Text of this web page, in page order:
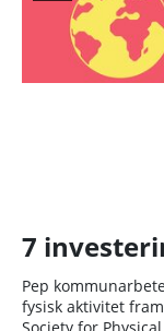
7
Pep
fysisk aktivitet